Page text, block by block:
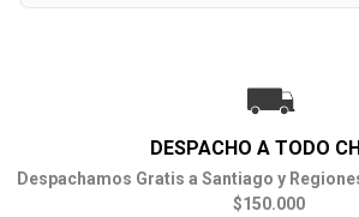
DESPACHO A TODO
Despachamos Gratis a Santiago y
$150.000